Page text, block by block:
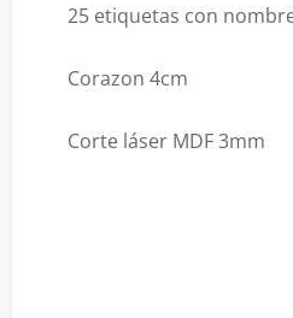
25 etiquetas con
Corazon 4cm
Corte láser MDF 3mm